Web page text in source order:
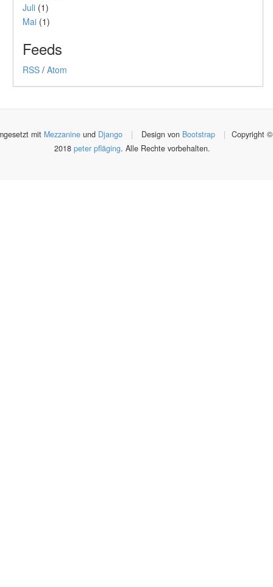
Juli (1)
Mai (1)
Feeds
RSS / Atom
mit Mezzanineund Django | Design von Bootstrap |
Copyright ©
2018 peter pfläging. Alle Rechte vorbehalten.